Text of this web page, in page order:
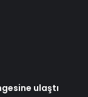
ulaştı